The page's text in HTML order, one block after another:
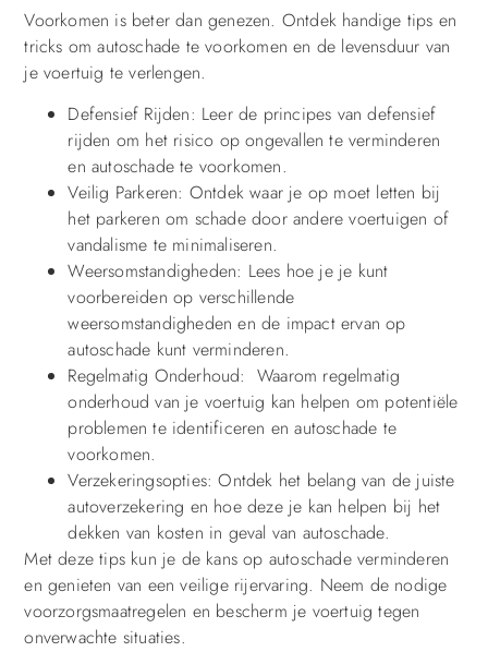
Voorkomen is beter dan genezen. Ontdek handige tips en
tricks om autoschade te voorkomen en de levensduur van
je voertuig te verlengen.
Defensief Rijden: Leer de principes van defensief
rijden om het risico op ongevallen te verminderen
en autoschade te voorkomen.
Veilig Parkeren: Ontdek waar je op moet letten bij
het parkeren om schade door andere voertuigen of
vandalisme te minimaliseren.
Weersomstandigheden: Lees hoe je je kunt
voorbereiden op verschillende
weersomstandigheden en de impact ervan op
autoschade kunt verminderen.
Regelmatig Onderhoud: Waarom regelmatig
onderhoud van je voertuig kan helpen om potentiële
problemen te identificeren en autoschade te
voorkomen.
Verzekeringsopties: Ontdek het belang van de juiste
autoverzekering en hoe deze je kan helpen bij het
dekken van kosten in geval van autoschade.
Met deze tips kun je de kans op autoschade verminderen
en genieten van een veilige rijervaring. Neem de nodige
voorzorgsmaatregelen en bescherm je voertuig tegen
onverwachte situaties.